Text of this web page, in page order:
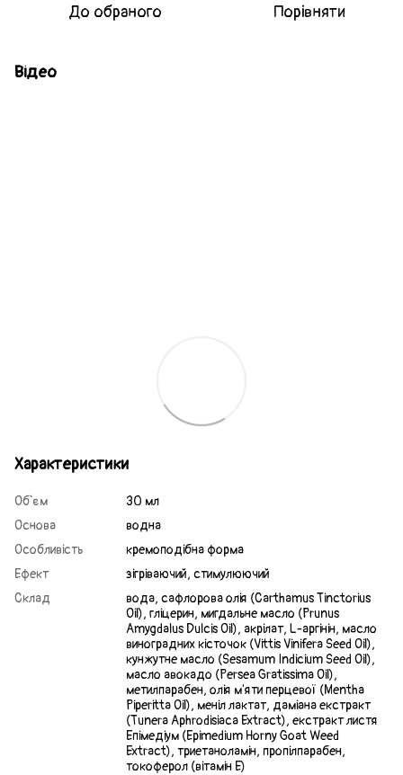
До обраного Порівняти
Відео
Характеристики
Об`єм
30 мл
Основа
водна
Особливість
кремоподібна форма
Ефект
зігріваючий, стимулюючий
Склад
вода, сафлорова олія (Carthamus Tinctorius
Oil), гліцерин, мигдальне масло (Prunus
Amygdalus Dulcis Oil), акрілат, L-аргінін, масло
виноградних кісточок (Vittis Vinifera Seed Oil),
кунжутне масло (Sesamum Indicium Seed Oil),
масло авокадо (Persea Gratissima Oil),
метилпарабен, олія м'яти перцевої (Mentha
Piperitta Oil), меніл лактат, даміана екстракт
(Tunera Aphrodisiaca Extract), екстракт листя
Епімедіум (Epimedium Horny Goat Weed
Extract), триетаноламін, пропілпарабен,
токоферол (вітамін Е)